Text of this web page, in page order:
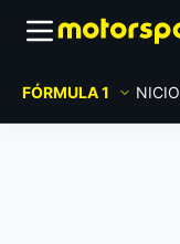
FÓRMULA 1 INICIO